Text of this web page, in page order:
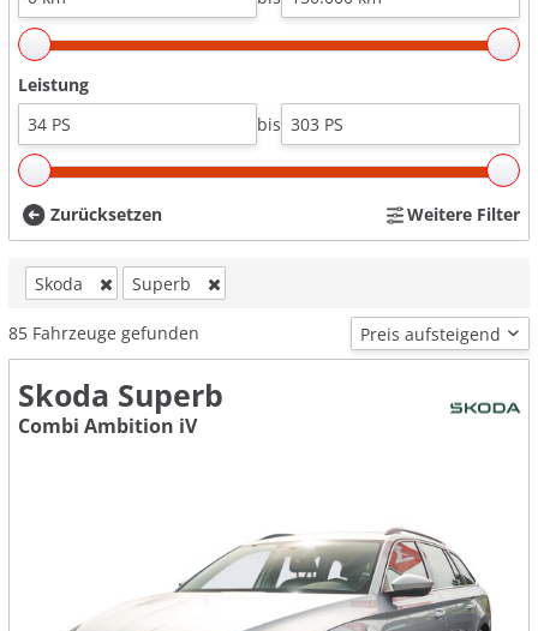
Leistung
bis
Zurücksetzen Weitere Filter
Skoda Superb
85 Fahrzeuge gefunden
Skoda Superb
Combi Ambition iV